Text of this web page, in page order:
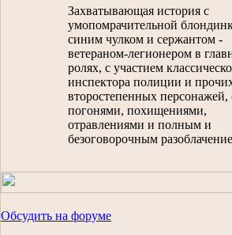
Захватывающая история с
умопомрачительной
синим чулком и сержантом -
ветераном-легионером в
ролях, с участием
инспектора полиции и
второстепенных персонажей,
погонями, похищениями,
отравлениями и полным и
безоговорочным
Обсудить на форуме